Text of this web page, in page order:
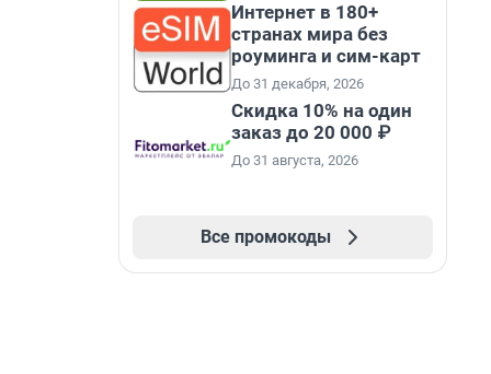
Интернет в 180+
странах мира без
роуминга и сим-карт
До 31 декабря, 2026
Скидка 10% на один
заказ до 20 000 ₽
До 31 августа, 2026
Все промокоды